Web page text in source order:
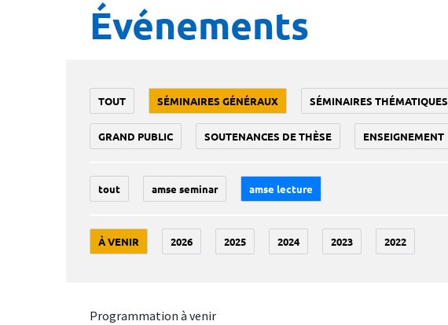
Événements
TOUT SÉMINAIRES GÉNÉRAUX SÉMINAIRES THÉMATIQUES
GRAND PUBLIC SOUTENANCES DE THÈSE ENSEIGNEMENT
tout amse seminar amse lecture
À VENIR 2026 2025 2024 2023 2022
Programmation à venir